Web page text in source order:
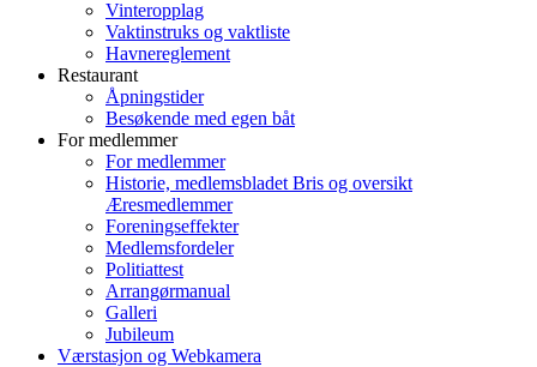
Vinteropplag
Vaktinstruks og vaktliste
Havnereglement
Restaurant
Åpningstider
Besøkende med egen båt
For medlemmer
For medlemmer
Historie, medlemsbladet Bris og oversikt
Æresmedlemmer
Foreningseffekter
Medlemsfordeler
Politiattest
Arrangørmanual
Galleri
Jubileum
Værstasjon og Webkamera